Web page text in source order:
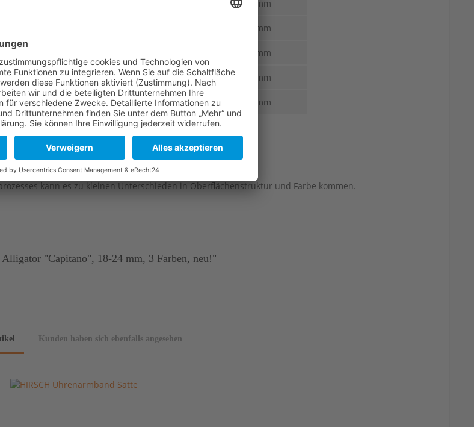
6,8-3,0 mm
6,8-3,0 mm
120 mm 6,0-3,0 mm
120 mm 80 mm 6,8-3,0 mm
120 mm 80 mm 8,0-3,0 mm
kann es zu kleinen Unterschieden in Oberflächenstruktur und Farbe kommen.
"Capitano", 18-24 mm, 3 Farben, neu!"
Kunden haben sich ebenfalls angesehen